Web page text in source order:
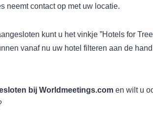
neemt contact op met uw locatie.
kunt u het vinkje ”Hotels for
vanaf nu uw hotel filteren aan de
bij Worldmeetings.com en wilt u